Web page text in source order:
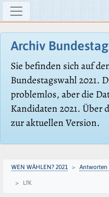
Archiv
Sie befinden sich auf
Bundestagswahl 2021.
problemlos, aber die
Kandidaten 2021. Über
zur aktuellen Version.
WEN WÄHLEN? 2021 Antworten
LfK